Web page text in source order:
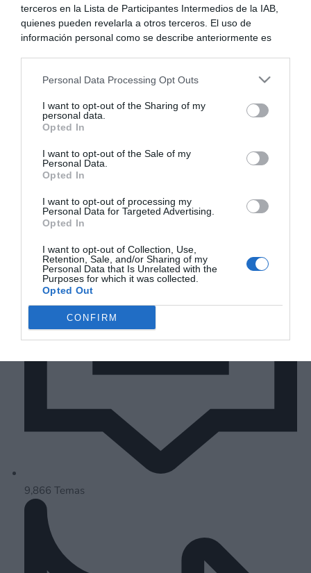
terceros en la Lista de Participantes Intermedios de la IAB,
quienes pueden revelarla a otros terceros. El uso de
información personal como se describe anteriormente es
generamos contenido relevante para nuestra audiencia.
recopilación y uso de datos en nuestra Política de
Privacidad.
terceros por nuestra parte, utilice la siguiente opción de
exclusión y confirme su selección. Tenga en cuenta que
después de que se procese su solicitud de exclusión, es
posible que continúe viendo anuncios basados en intereses
basados en la información personal utilizada por nosotros o
en información personal divulgada a terceros antes de su
Puede optar por no participar en la divulgación adicional de
su información personal por parte de terceros en la Lista de
participantes intermedios de la IAB.
Personal Data Processing Opt Outs
I want to opt-out of the Sharing of my
personal data.
Opted In
I want to opt-out of the Sale of my
Personal Data.
Opted In
I want to opt-out of processing my
Personal Data for Targeted Advertising.
Opted In
I want to opt-out of Collection, Use,
Retention, Sale, and/or Sharing of my
Personal Data that Is Unrelated with the
Purposes for which it was collected.
Opted Out
CONFIRM
Foros
9,866 Temas